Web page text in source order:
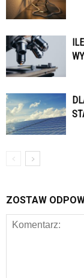
ZOSTAW